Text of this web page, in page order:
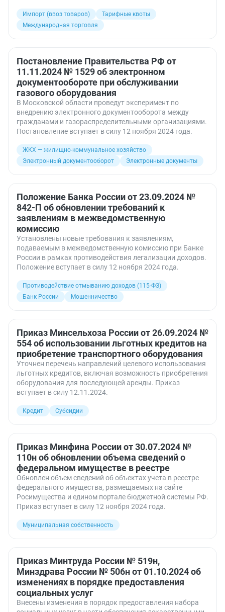
Импорт (ввоз товаров)
Тарифные квоты
Международная торговля
Постановление Правительства РФ от
11.11.2024 № 1529 об электронном
документообороте при обслуживании
газового оборудования
В Московской области проведут эксперимент по
внедрению электронного документооборота между
гражданами и газораспределительными организациями.
Постановление вступает в силу 12 ноября 2024 года.
ЖКХ — жилищно-коммунальное хозяйство
Электронный документооборот
Электронные документы
Положение Банка России от 23.09.2024 №
842-П об обновлении требований к
заявлениям в межведомственную
комиссию
Установлены новые требования к заявлениям,
подаваемым в межведомственную комиссию при Банке
России в рамках противодействия легализации доходов.
Положение вступает в силу 12 ноября 2024 года.
Противодействие отмыванию доходов (115-ФЗ)
Банк России
Мошенничество
Приказ Минсельхоза России от 26.09.2024 №
554 об использовании льготных кредитов на
приобретение транспортного оборудования
Уточнен перечень направлений целевого использования
льготных кредитов, включая возможность приобретения
оборудования для последующей аренды. Приказ
вступает в силу 12.11.2024.
Кредит Субсидии
Приказ Минфина России от 30.07.2024 №
110н об обновлении объема сведений о
федеральном имуществе в реестре
Обновлен объем сведений об объектах учета в реестре
федерального имущества, размещаемых на сайте
Росимущества и едином портале бюджетной системы РФ.
Приказ вступает в силу 12 ноября 2024 года.
Муниципальная собственность
Приказ Минтруда России № 519н,
Минздрава России № 506н от 01.10.2024 об
изменениях в порядке предоставления
социальных услуг
Внесены изменения в порядок предоставления набора